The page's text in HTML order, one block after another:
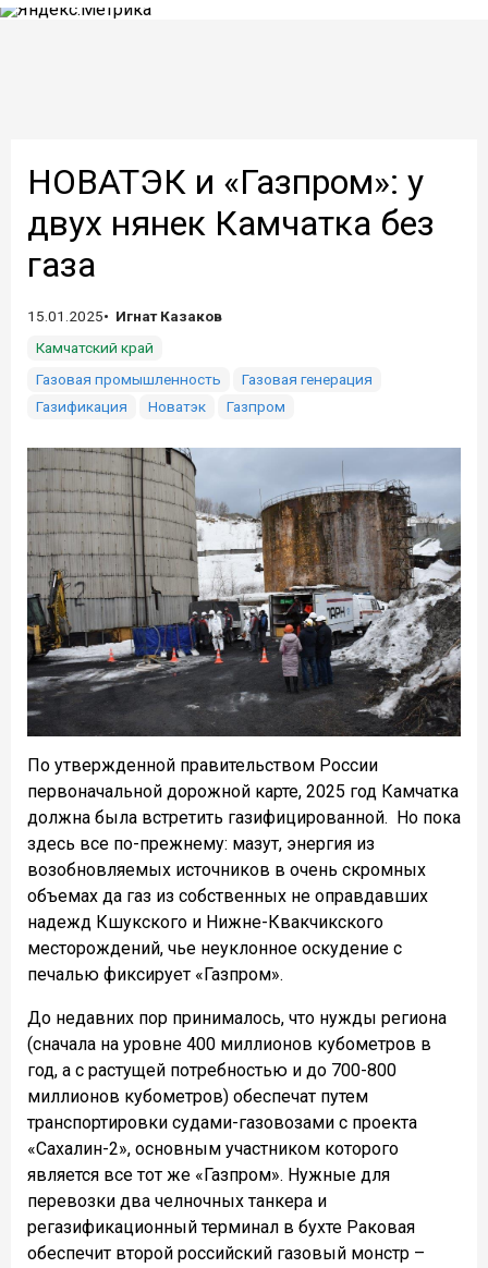
НОВАТЭК и «Газпром»: у
двух нянек Камчатка без
газа
15.01.2025
Игнат Казаков
Камчатский край
Газовая промышленность
Газовая генерация
Газификация
Новатэк Газпром
По утвержденной правительством России
первоначальной дорожной карте, 2025 год Камчатка
должна была встретить газифицированной. Но пока
здесь все по-прежнему: мазут, энергия из
возобновляемых источников в очень скромных
объемах да газ из собственных не оправдавших
надежд Кшукского и Нижне-Квакчикского
месторождений, чье неуклонное оскудение с
печалью фиксирует «Газпром».
До недавних пор принималось, что нужды региона
(сначала на уровне 400 миллионов кубометров в
год, а с растущей потребностью и до 700-800
миллионов кубометров) обеспечат путем
транспортировки судами-газовозами с проекта
«Сахалин-2», основным участником которого
является все тот же «Газпром». Нужные для
перевозки два челночных танкера и
регазификационный терминал в бухте Раковая
обеспечит второй российский газовый монстр –